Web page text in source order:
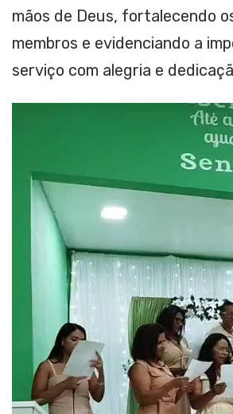
mãos de Deus, fortalecendo
membros e evidenciando a
serviço com alegria e